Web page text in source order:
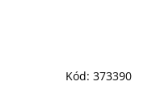
Kód: 373390